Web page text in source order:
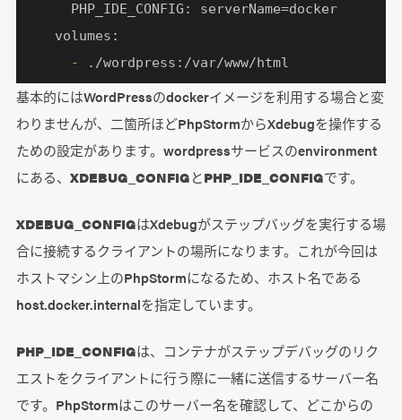
      PHP_IDE_CONFIG:
    volumes:
      -
./wordpress:/var/www/html
基本的にはWordPressのdockerイメージを利用する場合と変
わりませんが、二箇所ほどPhpStormからXdebugを操作する
ための設定があります。wordpressサービスのenvironment
にある、 XDEBUG_CONFIGとPHP_IDE_CONFIGです。
XDEBUG_CONFIGはXdebugがステップバッグを実行する場
合に接続するクライアントの場所になります。これが今回は
ホストマシン上のPhpStormになるため、ホスト名である
host.docker.internalを指定しています。
PHP_IDE_CONFIGは、コンテナがステップデバッグのリク
エストをクライアントに行う際に一緒に送信するサーバー名
です。PhpStormはこのサーバー名を確認して、どこからの